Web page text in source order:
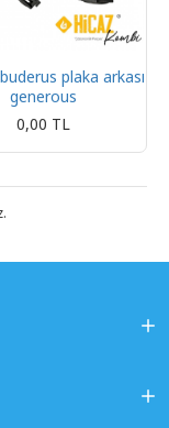
plaka arkası
generous
0,00 TL